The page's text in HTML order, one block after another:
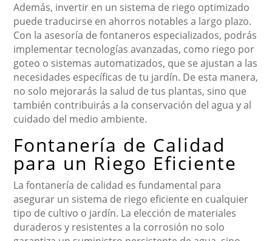
Además, invertir en un sistema de riego optimizado
puede traducirse en ahorros notables a largo plazo.
Con la asesoría de fontaneros especializados, podrás
implementar tecnologías avanzadas, como riego por
goteo o sistemas automatizados, que se ajustan a las
necesidades específicas de tu jardín. De esta manera,
no solo mejorarás la salud de tus plantas, sino que
también contribuirás a la conservación del agua y al
cuidado del medio ambiente.
Fontanería de Calidad
para un Riego Eficiente
La fontanería de calidad es fundamental para
asegurar un sistema de riego eficiente en cualquier
tipo de cultivo o jardín. La elección de materiales
duraderos y resistentes a la corrosión no solo